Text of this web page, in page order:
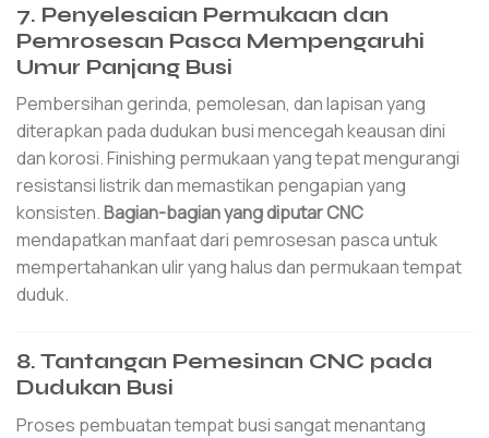
7. Penyelesaian Permukaan dan
Pemrosesan Pasca Mempengaruhi
Umur Panjang Busi
Pembersihan gerinda, pemolesan, dan lapisan yang
diterapkan pada dudukan busi mencegah keausan dini
dan korosi. Finishing permukaan yang tepat mengurangi
resistansi listrik dan memastikan pengapian yang
konsisten.Bagian-bagian yang diputar CNC
mendapatkan manfaat dari pemrosesan pasca untuk
mempertahankan ulir yang halus dan permukaan tempat
duduk.
8. Tantangan Pemesinan CNC pada
Dudukan Busi
Proses pembuatan tempat busi sangat menantang